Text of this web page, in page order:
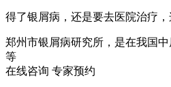
得了银屑病，还是要去医院治疗
郑州市银屑病研究所，是在我国
等
在线咨询 专家预约